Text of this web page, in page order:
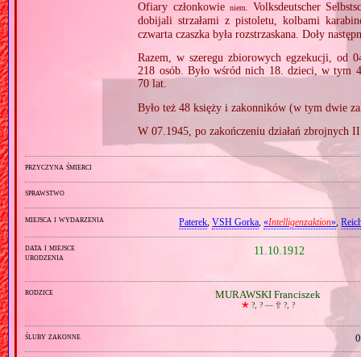
Ofiary członkowie niem.
Volksdeutscher
dobijali strzałami z pistoletu, kolbami
czwarta czaszka była rozstrzaskana. Doły
Razem, w szeregu zbiorowych egzekucji, od
218 osób. Było wśród nich 18. dzieci, w tym
70 lat.
Było też 48 księży i zakonników (w tym dwie
W 07.1945, po zakończeniu działań zbrojnych
przyczyna śmierci
sprawstwo
miejsca i wydarzenia Paterek,VSH Gorka,«Intelligenzaktion»,
data i miejsce
urodzenia
11.10.1912
rodzice MURAWSKI Franciszek
🞲?, ? — 🕆?, ?
śluby zakonne